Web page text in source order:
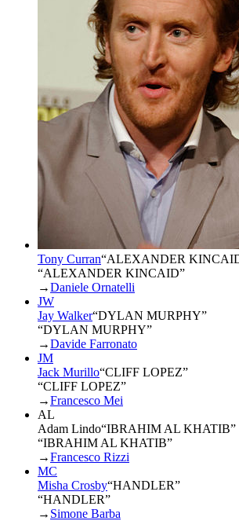
Tony Curran“ALEXANDER
“ALEXANDER KINCAID”
→Daniele Ornatelli
JW
Jay Walker“DYLAN MURPHY”
“DYLAN MURPHY”
→Davide Farronato
JM
Jack Murillo“CLIFF LOPEZ”
“CLIFF LOPEZ”
→Francesco Mei
AL
Adam Lindo“IBRAHIM AL KHATIB”
“IBRAHIM AL KHATIB”
→Francesco Rizzi
MC
Misha Crosby“HANDLER”
“HANDLER”
→ Simone Barba